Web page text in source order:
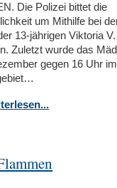
Die Polizei bittet die
um Mithilfe bei
13-jährigen Viktoria
Zuletzt wurde das
gegen 16 Uhr im